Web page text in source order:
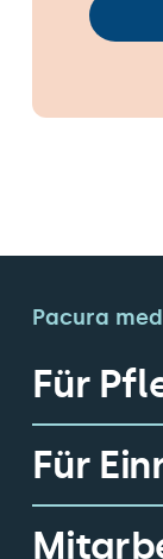
Pacura med
Für
Für